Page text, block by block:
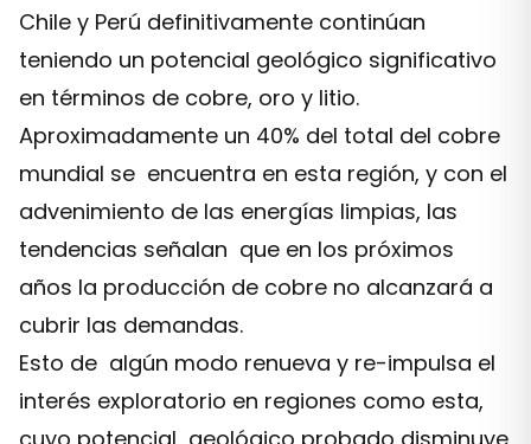
Chile y Perú definitivamente continúan
teniendo un potencial geológico significativo
en términos de cobre, oro y litio.
Aproximadamente un 40% del total del cobre
mundial se encuentra en esta región, y con el
advenimiento de las energías limpias, las
tendencias señalan que en los próximos
años la producción de cobre no alcanzará a
cubrir las demandas.
Esto de algún modo renueva y re-impulsa el
interés exploratorio en regiones como esta,